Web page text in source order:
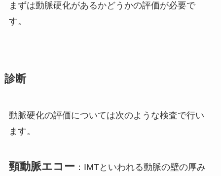
まずは動脈硬化があるかどうかの評価が必要で
す。
診断
動脈硬化の評価については次のような検査で行い
ます。
頸動脈エコー ：IMTといわれる動脈の壁の厚み